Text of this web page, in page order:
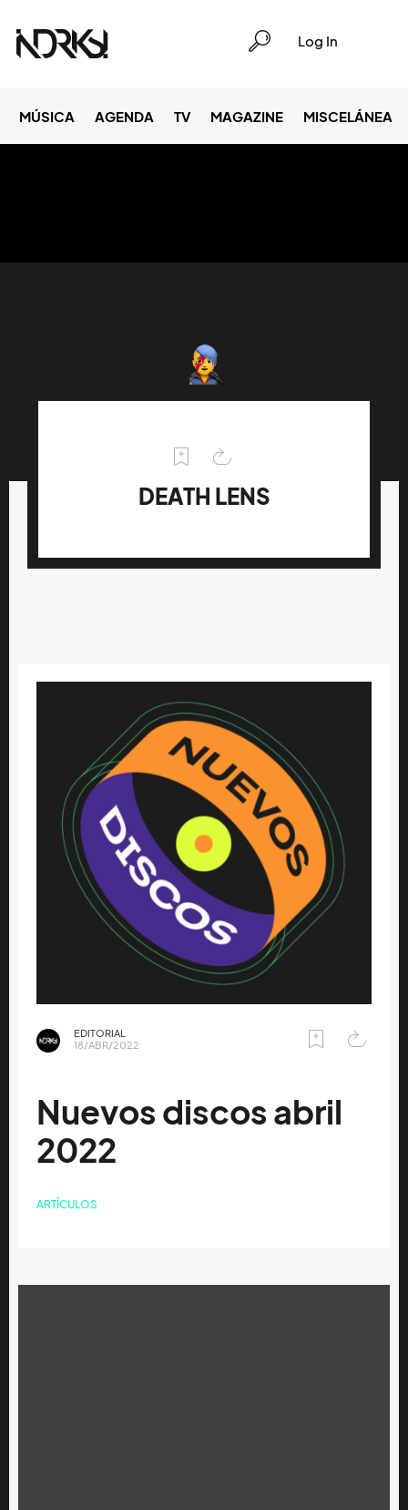
Log In
MÚSICA AGENDA TV MAGAZINE MISCELÁNEA
DEATH LENS
EDITORIAL
18/ABR/2022
Nuevos discos abril
2022
ARTÍCULOS